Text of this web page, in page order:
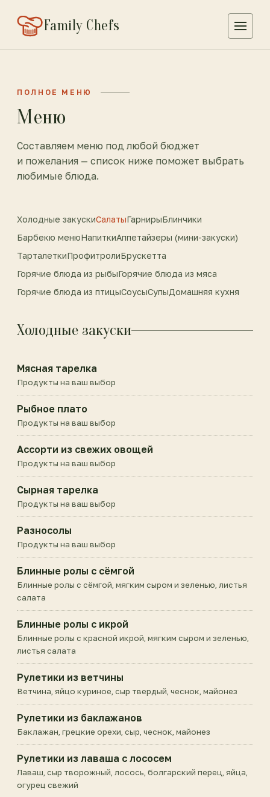
Family Chefs
ПОЛНОЕ МЕНЮ
Меню
Составляем меню под любой бюджет
и пожелания — список ниже поможет выбрать
любимые блюда.
Холодные закускиСалатыГарнирыБлинчики
Барбекю менюНапиткиАппетайзеры (мини-закуски)
ТарталеткиПрофитролиБрускетта
Горячие блюда из рыбыГорячие блюда из мяса
Горячие блюда из птицыСоусыСупыДомашняя кухня
Холодные закуски
Мясная тарелка
Продукты на ваш выбор
Рыбное плато
Продукты на ваш выбор
Ассорти из свежих овощей
Продукты на ваш выбор
Сырная тарелка
Продукты на ваш выбор
Разносолы
Продукты на ваш выбор
Блинные ролы с сёмгой
Блинные ролы с сёмгой, мягким сыром и зеленью, листья
салата
Блинные ролы с икрой
Блинные ролы с красной икрой, мягким сыром и зеленью,
листья салата
Рулетики из ветчины
Ветчина, яйцо куриное, сыр твердый, чеснок, майонез
Рулетики из баклажанов
Баклажан, грецкие орехи, сыр, чеснок, майонез
Рулетики из лаваша с лососем
Лаваш, сыр творожный, лосось, болгарский перец, яйца,
огурец свежий